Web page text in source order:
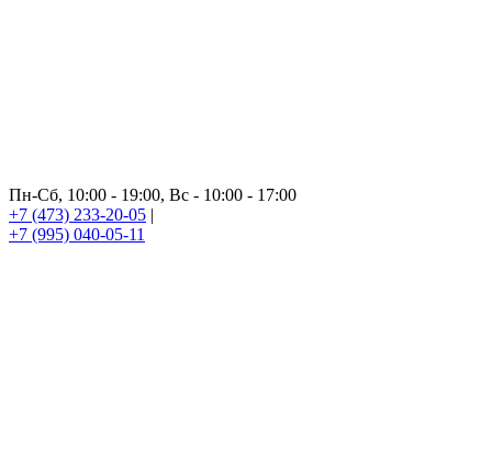
Пн-Сб, 10:00 - 19:00, Вс - 10:00 - 17:00
+7 (473) 233-20-05 |
+7 (995) 040-05-11